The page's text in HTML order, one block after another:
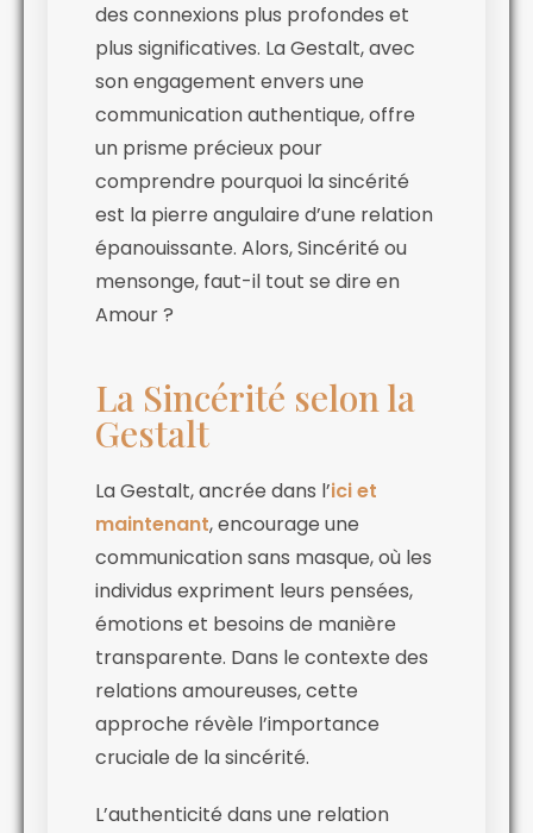
des connexions plus profondes et
plus significatives. La Gestalt, avec
son engagement envers une
communication authentique, offre
un prisme précieux pour
comprendre pourquoi la sincérité
est la pierre angulaire d’une relation
épanouissante. Alors, Sincérité ou
mensonge, faut-il tout se dire en
Amour ?
La Sincérité selon la
Gestalt
La Gestalt, ancrée dans l’ici et
maintenant, encourage une
communication sans masque, où les
individus expriment leurs pensées,
émotions et besoins de manière
transparente. Dans le contexte des
relations amoureuses, cette
approche révèle l’importance
cruciale de la sincérité.
L’authenticité dans une relation